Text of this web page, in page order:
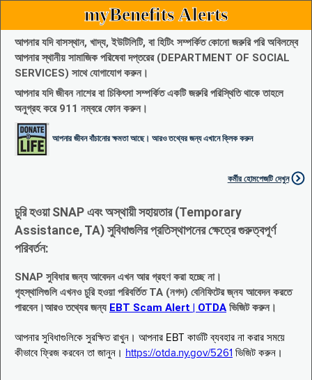
myBenefits Alerts
আপনার যদি বাসস্থান, খাদ্য, ইউটিলিটি, বা হিটিং সম্পর্কিত কোনো জরুরি পরি অবিলম্বে
আপনার স্থানীয় সামাজিক পরিষেবা দপ্তরের (DEPARTMENT OF SOCIAL
SERVICES) সাথে যোগাযোগ করুন।
আপনার যদি জীবন নাশের বা চিকিৎসা সম্পর্কিত একটি জরুরি পরিস্থিতি থাকে তাহলে
অনুগ্রহ করে 911 নম্বরে ফোন করুন।
আপনার জীবন বাঁচানোর ক্ষমতা আছে। আরও তথ্যের জন্য এখানে ক্লিক করুন
কর্মীর হোমপেজটি দেখুন
চুরি হওয়া SNAP এবং অস্থায়ী সহায়তার (Temporary
Assistance, TA) সুবিধাগুলির প্রতিস্থাপনের ক্ষেত্রে গুরুত্বপূর্ণ
পরিবর্তন:
SNAP সুবিধার জন্য আবেদন এখন আর গ্রহণ করা হচ্ছে না।
গৃহস্থালিগুলি এখনও চুরি হওয়া পরিবর্তিত TA (নগদ) বেনিফিটের জ্নয আবেদন করতে
পারবেন।আরও তথ্যের জন্য EBT Scam Alert | OTDA ভিজিট করুন।
আপনার সুবিধাগুলিকে সুরক্ষিত রাখুন। আপনার EBT কার্ডটি ব্যবহার না করার সময়ে
কীভাবে ফ্রিজ করবেন তা জানুন। https://otda.ny.gov/5261 ভিজিট করুন।